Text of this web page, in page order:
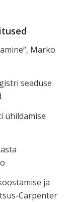
Marko
seaduse
ühildamise
ja
Carpenter